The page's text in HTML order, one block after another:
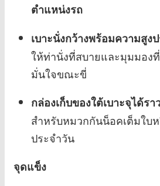
ตำแหน่งรถ
เบาะนั่งกว้างพร้อมความสู
ให้ท่านั่งที่สบายและมุมมอง
มั่นใจขณะขี่
กล่องเก็บของใต้เบาะจุได้รา
สำหรับหมวกกันน็อคเต็มใบ
ประจำวัน
จุดแข็ง